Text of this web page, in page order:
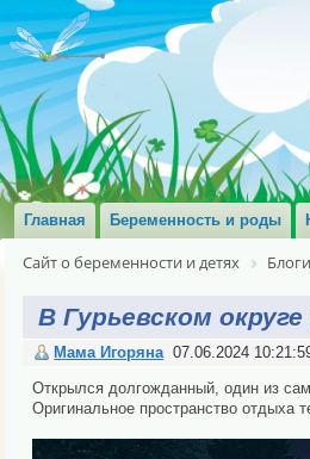
Главная Беременность и роды
Сайт о беременности и детях Блоги
В Гурьевском
Мама Игоряна 07.06.2024
Открылся долгожданный, один из
Оригинальное пространство